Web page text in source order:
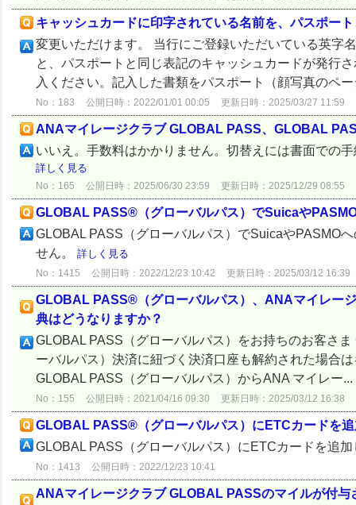
キャッシュカードに印字されている名前を、パスポー
変更いただけます。 当行にご登録いただいている英字
と、パスポートと同じ表記のキャッシュカードが発行
入ください。記入した書類をパスポート（顔写真のペ
No：183 公開日時：2022/01/01 00:05 更新日時：2025/03/27 11:59
ANAマイレージクラブ GLOBAL PASS、GLOBAL
いいえ。手数料はかかりません。切替えには書面での
詳しく見る
No：165 公開日時：2025/06/30 23:59 更新日時：2025/12/29 08:55
GLOBAL PASS®（グローバルパス）でSuicaや
GLOBAL PASS（グローバルパス）でSuicaやPASMO
せん。 詳しく見る
No：1415 公開日時：2022/12/23 10:42 更新日時：2025/03/12 16:39
GLOBAL PASS®（グローバルパス）、ANAマイレー
典はどうなりますか？
GLOBAL PASS（グローバルパス）をお持ちのお客さ
ーバルパス）決済に紐づく決済口座も解約された場合
GLOBAL PASS（グローバルパス）からANA マイレー...
No：155 公開日時：2021/04/16 09:30 更新日時：2025/03/12 16:38
GLOBAL PASS®（グローバルパス）にETCカードを
GLOBAL PASS（グローバルパス）にETCカードを追
No：1413 公開日時：2022/12/23 10:41
ANAマイレージクラブ GLOBAL PASSのマイルが付